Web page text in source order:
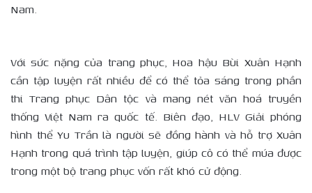
Nam.
Với sức nặng của trang phục, Hoa hậu Bùi Xuân Hạnh
cần tập luyện rất nhiều để có thể tỏa sáng trong phần
thi Trang phục Dân tộc và mang nét văn hoá truyền
thống Việt Nam ra quốc tế. Biên đạo, HLV Giải phóng
hình thể Yu Trần là người sẽ đồng hành và hỗ trợ Xuân
Hạnh trong quá trình tập luyện, giúp cô có thể múa được
trong một bộ trang phục vốn rất khó cử động.